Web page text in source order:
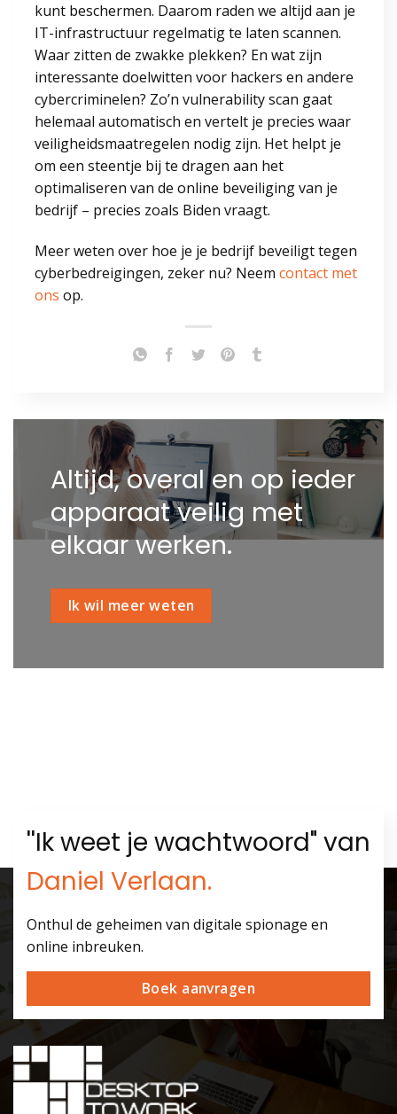
kunt beschermen. Daarom raden we altijd aan je
IT-infrastructuur regelmatig te laten scannen.
Waar zitten de zwakke plekken? En wat zijn
interessante doelwitten voor hackers en andere
cybercriminelen? Zo’n vulnerability scan gaat
helemaal automatisch en vertelt je precies waar
veiligheidsmaatregelen nodig zijn. Het helpt je
om een steentje bij te dragen aan het
optimaliseren van de online beveiliging van je
bedrijf – precies zoals Biden vraagt.
Meer weten over hoe je je bedrijf beveiligt tegen
cyberbedreigingen, zeker nu? Neem contact met
ons op.
Altijd, overal en op ieder
apparaat veilig met
elkaar werken.
Ik wil meer weten
''Ik weet je wachtwoord" van
Daniel Verlaan.
Onthul de geheimen van digitale spionage en
online inbreuken.
Boek aanvragen